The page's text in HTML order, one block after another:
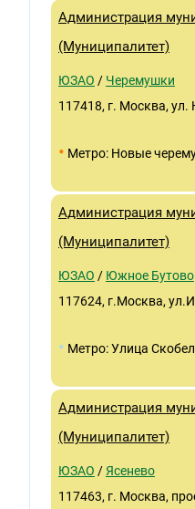
Администрация
(Муниципалитет)
ЮЗАО / Черемушки
117418, г. Москва,
• Метро: Новые
Администрация
(Муниципалитет)
ЮЗАО / Южное Бутово
117624, г.Москва,
• Метро: Улица
Администрация
(Муниципалитет)
ЮЗАО / Ясенево
117463, г. Москва,